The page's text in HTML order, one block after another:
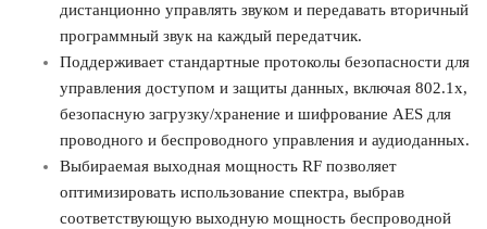
дистанционно управлять звуком и передавать вторичный
программный звук на каждый передатчик.
Поддерживает стандартные протоколы безопасности для
управления доступом и защиты данных, включая 802.1x,
безопасную загрузку/хранение и шифрование AES для
проводного и беспроводного управления и аудиоданных.
Выбираемая выходная мощность RF позволяет
оптимизировать использование спектра, выбрав
соответствующую выходную мощность беспроводной